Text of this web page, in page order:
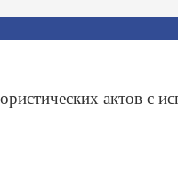
актов